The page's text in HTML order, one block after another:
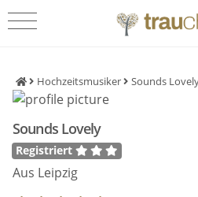
Hochzeitsmusiker Sounds
Sounds Lovely
Registriert
Aus Leipzig